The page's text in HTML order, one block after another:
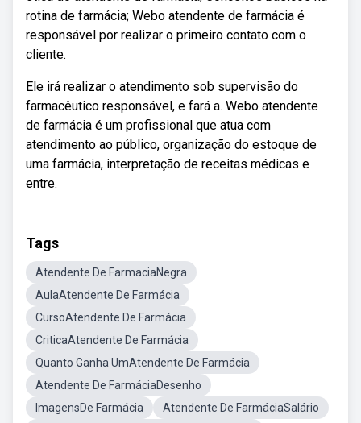
rotina de farmácia; Webo atendente de farmácia é
responsável por realizar o primeiro contato com o
cliente.
Ele irá realizar o atendimento sob supervisão do
farmacêutico responsável, e fará a. Webo atendente
de farmácia é um profissional que atua com
atendimento ao público, organização do estoque de
uma farmácia, interpretação de receitas médicas e
entre.
Tags
Atendente De FarmaciaNegra
AulaAtendente De Farmácia
CursoAtendente De Farmácia
CriticaAtendente De Farmácia
Quanto Ganha UmAtendente De Farmácia
Atendente De FarmáciaDesenho
ImagensDe Farmácia
Atendente De FarmáciaSalário